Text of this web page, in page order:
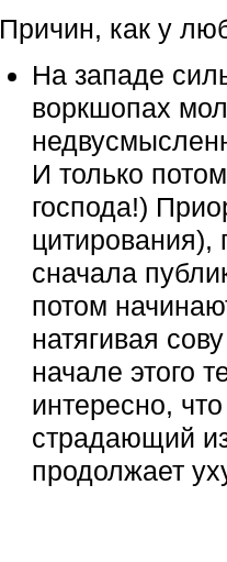
Причин, как у
На западе
воркшопах
И только
господа!)
цитирования),
сначала
потом
натягивая
начале этого
интересно,
страдающий
продолжает